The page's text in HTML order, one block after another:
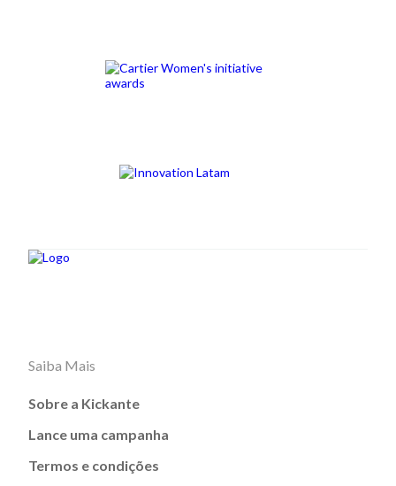
Saiba Mais
Sobre a Kickante
Lance uma campanha
Termos e condições